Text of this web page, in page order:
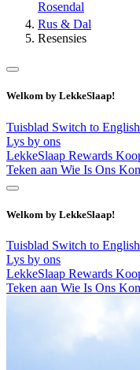
Rosendal
Rus & Dal
Resensies
Welkom by LekkeSlaap!
Tuisblad Switch to English
Lys by ons
LekkeSlaap Rewards
Teken aan Wie Is Ons
Welkom by LekkeSlaap!
Tuisblad Switch to English
Lys by ons
LekkeSlaap Rewards
Teken aan Wie Is Ons